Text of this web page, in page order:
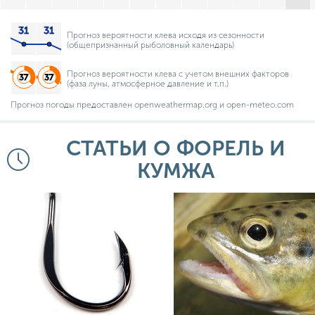
Прогноз вероятности клева исходя из сезонности
(общепризнанный рыболовный календарь)
Прогноз вероятности клева с учетом внешних факторов
(фаза луны, атмосферное давление и т.п.)
Прогноз погоды предоставлен openweathermap.org и open-meteo.com
СТАТЬИ О ФОРЕЛЬ И
КУМЖА